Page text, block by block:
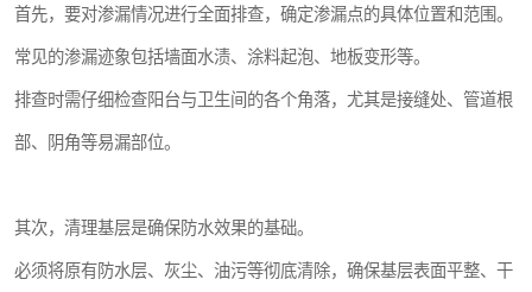
首先，要对渗漏情况进行全面排查，确定渗漏点的具体位置和范围。
常见的渗漏迹象包括墙面水渍、涂料起泡、地板变形等。
排查时需仔细检查阳台与卫生间的各个角落，尤其是接缝处、管道根
部、阴角等易漏部位。
其次，清理基层是确保防水效果的基础。
必须将原有防水层、灰尘、油污等彻底清除，确保基层表面平整、干